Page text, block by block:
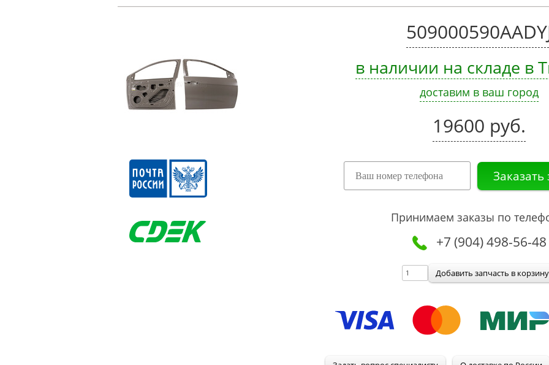
в наличии на складе в
доставим в ваш город
19600 руб.
Принимаем заказы по
+7 (904) 498-56-48